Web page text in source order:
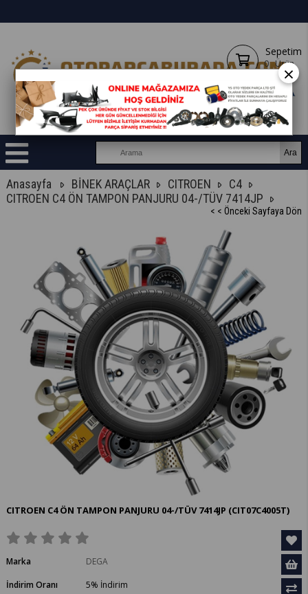
Sepetim
0 Ürün
Anasayfa BİNEK ARAÇLAR CITROEN
C4
CITROEN C4 ÖN TAMPON PANJURU 04-/TÜV 7414JP
< < Önceki Sayfaya Dön
CITROEN C4 ÖN TAMPON PANJURU 04-/TÜV 7414JP (CIT07C4005T)
Marka
DEGA
İndirim Oranı
%
5
İndirim
×